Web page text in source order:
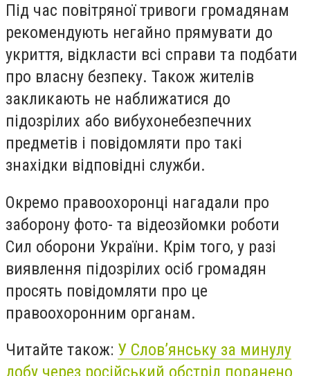
Під час повітряної тривоги громадянам
рекомендують негайно прямувати до
укриття, відкласти всі справи та подбати
про власну безпеку. Також жителів
закликають не наближатися до
підозрілих або вибухонебезпечних
предметів і повідомляти про такі
знахідки відповідні служби.
Окремо правоохоронці нагадали про
заборону фото- та відеозйомки роботи
Сил оборони України. Крім того, у разі
виявлення підозрілих осіб громадян
просять повідомляти про це
правоохоронним органам.
Читайте також: У Слов’янську за минулу
добу через російський обстріл поранено